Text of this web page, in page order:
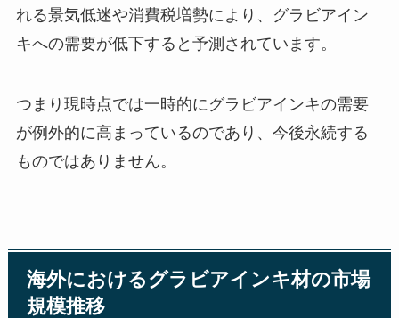
れる景気低迷や消費税増勢により、グラビアイン
キへの需要が低下すると予測されています。
つまり現時点では一時的にグラビアインキの需要
が例外的に高まっているのであり、今後永続する
ものではありません。
海外におけるグラビアインキ材の市場
規模推移